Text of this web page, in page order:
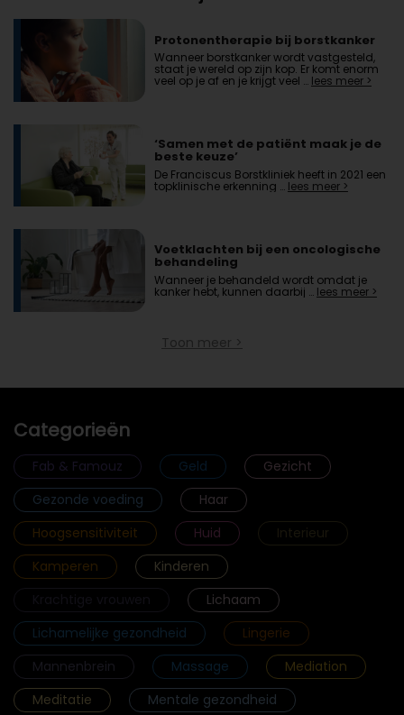
Protonentherapie bij borstkanker
Wanneer borstkanker wordt vastgesteld,
staat je wereld op zijn kop. Er komt enorm
veel op je af en je krijgt veel … lees meer >
‘Samen met de patiënt maak je de
beste keuze’
De Franciscus Borstkliniek heeft in 2021 een
topklinische erkenning … lees meer >
Voetklachten bij een oncologische
behandeling
Wanneer je behandeld wordt omdat je
kanker hebt, kunnen daarbij … lees meer >
Toon meer >
Categorieën
Fab & Famouz Geld
Gezicht
Gezonde voeding
Haar
Hoogsensitiviteit
Huid
Interieur
Kamperen
Kinderen
Lichaam
Lichamelijke gezondheid
Lingerie
Mannenbrein
Massage
Mediation
Meditatie
Mentale gezondheid